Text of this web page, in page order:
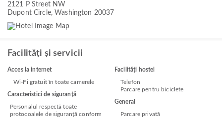
2121 P Street NW
Dupont Circle, Washington 20037
Facilități și servicii
Acces la internet
Wi-Fi gratuit în toate camerele
Caracteristici de siguranță
Personalul respectă toate
protocoalele de siguranță conform
Facilități hostel
Telefon
Parcare pentru biciclete
General
Parcare privată